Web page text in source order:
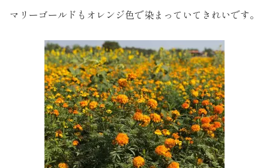
マリーゴールドもオレンジ色で染まっていてきれいです。